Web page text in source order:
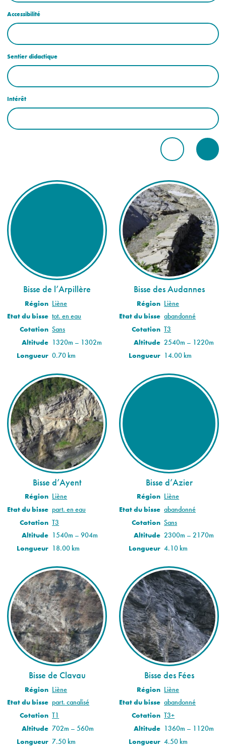
Accessibilité
Sentier didactique
Intérêt
Bisse de l’Arpillère
Région Liène
Etat du bisse tot. en eau
Cotation Sans
Altitude 1320m – 1302m
Longueur 0.70 km
Bisse des Audannes
Région Liène
Etat du bisse abandonné
Cotation T3
Altitude 2540m – 1220m
Longueur 14.00 km
Bisse d’Ayent
Région Liène
Etat du bisse part. en eau
Cotation T3
Altitude 1540m – 904m
Longueur 18.00 km
Bisse d’Azier
Région Liène
Etat du bisse abandonné
Cotation Sans
Altitude 2300m – 2170m
Longueur 4.10 km
Bisse de Clavau
Région Liène
Etat du bisse part. canalisé
Cotation T1
Altitude 702m – 560m
Longueur 7.50 km
Bisse des Fées
Région Liène
Etat du bisse abandonné
Cotation T3+
Altitude 1360m – 1120m
Longueur 4.50 km